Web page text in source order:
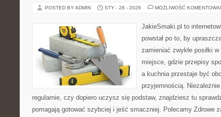
POSTED BY ADMIN STY - 28 - 2026 MOŻLIWOŚĆ
JakieSmaki.pl to
powstał po to, by
zamieniać zwykłe posiłki
miejsce, gdzie przepisy
a kuchnia przestaje być
przyjemnością.
regularnie, czy dopiero uczysz się podstaw, znajdziesz tu
pomagają gotować szybciej i jeść smaczniej. Polecamy Zdrowe